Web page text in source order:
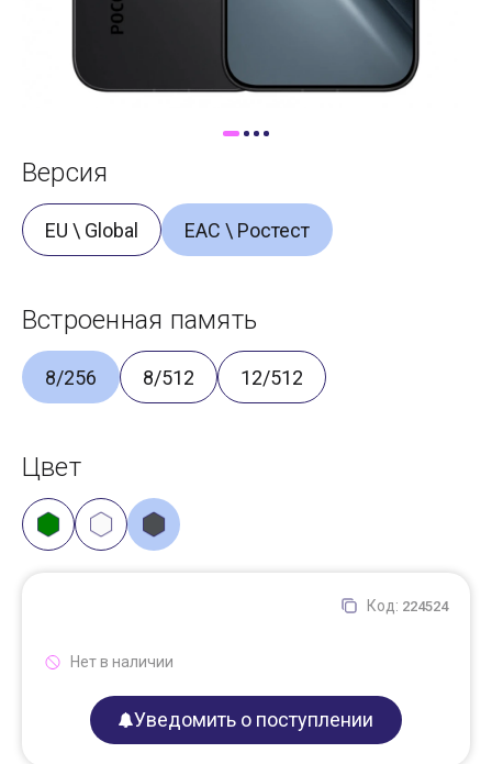
Самовывоз
Версия
EU \ Global ЕАС \ Ростест
Встроенная память
8/256 8/512 12/512
Цвет
Код: 224524
Нет в наличии
Уведомить о поступлении